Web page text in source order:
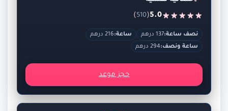
5.0
(
510
)
نصف ساعة:137 درهم ساعة:216 درهم
ساعة ونصف:294 درهم
حجز موعد